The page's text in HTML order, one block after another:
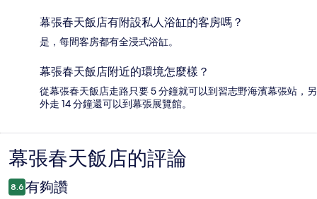
幕張春天飯店有附設私人浴缸的客房嗎？
是，每間客房都有全浸式浴缸。
幕張春天飯店附近的環境怎麼樣？
從幕張春天飯店走路只要 5 分鐘就可以到習志野海濱幕張站，另
外走 14 分鐘還可以到幕張展覽館。
評
論
幕張春天飯店的評論
8.6 有夠讚